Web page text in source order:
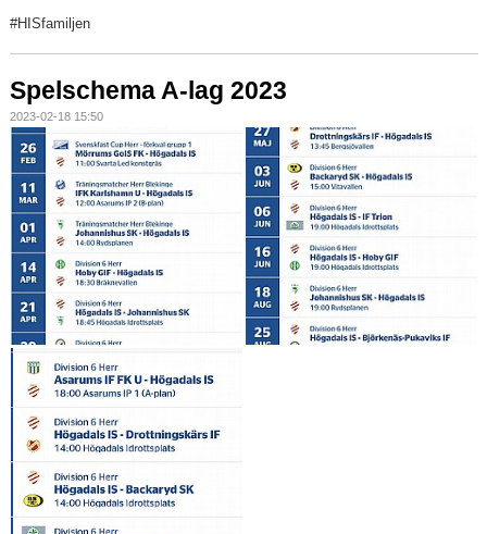
#HISfamiljen
Spelschema A-lag 2023
2023-02-18 15:50